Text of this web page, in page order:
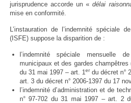
jurisprudence accorde un «délai
mise en conformité.
L’instauration de l’indemnité spéciale
(ISFE) suppose la disparition de :
l’indemnité spéciale mensuelle
municipaux et des gardes champêtres
du 31 mai 1997 – art. 1erdu décret n°
art. 3 du décret n° 2006-1397 du 17
l’indemnité d’administration et de
n° 97-702 du 31 mai 1997 – art. 2